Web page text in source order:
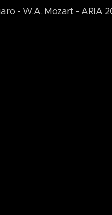
- W.A. Mozart - ARIA